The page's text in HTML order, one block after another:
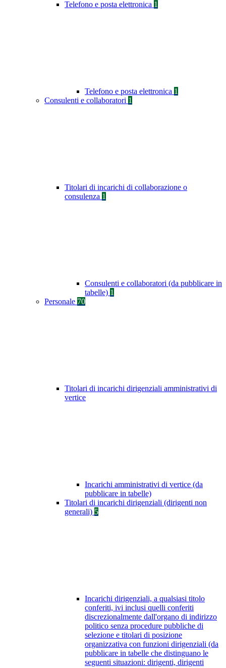
Telefono e posta elettronica 1
Telefono e posta elettronica 1
Consulenti e collaboratori 1
Titolari di incarichi di collaborazione o
consulenza 1
Consulenti e collaboratori (da pubblicare in
tabelle) 1
Personale 70
Titolari di incarichi dirigenziali amministrativi di
vertice
Incarichi amministrativi di vertice (da
pubblicare in tabelle)
Titolari di incarichi dirigenziali (dirigenti non
generali) 5
Incarichi dirigenziali, a qualsiasi titolo
conferiti, ivi inclusi quelli conferiti
discrezionalmente dall'organo di indirizzo
politico senza procedure pubbliche di
selezione e titolari di posizione
organizzativa con funzioni dirigenziali (da
pubblicare in tabelle che distinguano le
seguenti situazioni: dirigenti, dirigenti